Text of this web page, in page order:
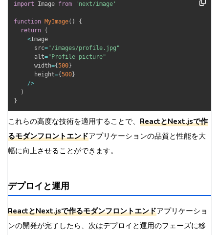
import Image from 'next/image'
function MyImage( )
{
return
(
<Image
      src
="/images/profile.jpg"
      alt
="Profile picture"
      width
={500}
      height
={500}
/>
)
}
これらの高度な技術を適用することで、 ReactとNext.jsで作
るモダンフロントエンドアプリケーションの品質と性能を大
幅に向上させることができます。
デプロイと運用
ReactとNext.jsで作るモダンフロントエンドアプリケーショ
ンの開発が完了したら、次はデプロイと運用のフェーズに移